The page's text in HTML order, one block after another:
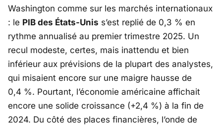
Washington comme sur les marchés internationaux
: le PIB des États-Unis s’est replié de 0,3 % en
rythme annualisé au premier trimestre 2025. Un
recul modeste, certes, mais inattendu et bien
inférieur aux prévisions de la plupart des analystes,
qui misaient encore sur une maigre hausse de
0,4 %. Pourtant, l’économie américaine affichait
encore une solide croissance (+2,4 %) à la fin de
2024. Du côté des places financières, l’onde de